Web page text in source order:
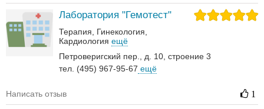
Лаборатория "Гемотест"
Терапия
Гинекология
Кардиология ещё
Петроверигский пер., д. 10, строение 3
тел. (495) 967-95-67 ещё
Написать отзыв 1